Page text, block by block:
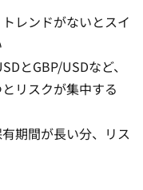
トレンドがないとスイ
とGBP/USDなど、
リスクが集中する
期間が長い分、 リス